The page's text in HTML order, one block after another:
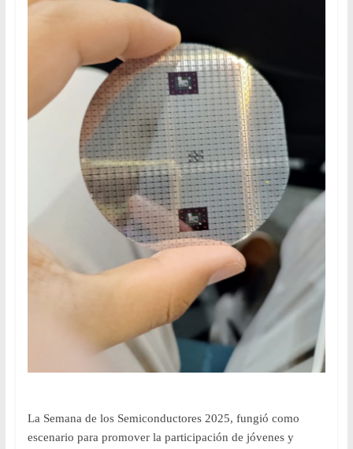
La Semana de los Semiconductores 2025, fungió como
escenario para promover la participación de jóvenes y